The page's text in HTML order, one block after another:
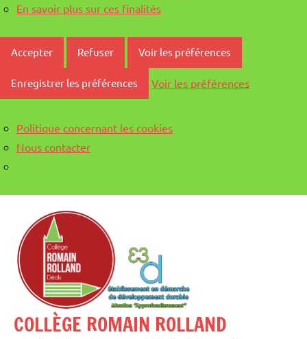
En savoir plus sur ces finalités
Accepter Refuser Voir les préférences
Enregistrer les préférences Voir les préférences
Politique concernant les cookies
Nous contacter
contenu
COLLÈGE ROMAIN ROLLAND